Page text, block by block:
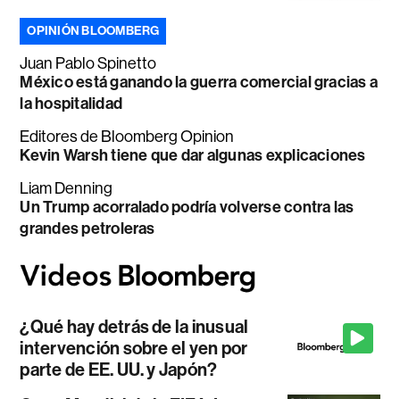
OPINIÓN BLOOMBERG
Juan Pablo Spinetto
México está ganando la guerra comercial gracias a
la hospitalidad
Editores de Bloomberg Opinion
Kevin Warsh tiene que dar algunas explicaciones
Liam Denning
Un Trump acorralado podría volverse contra las
grandes petroleras
¿Qué hay detrás de la inusual
intervención sobre el yen por
parte de EE. UU. y Japón?